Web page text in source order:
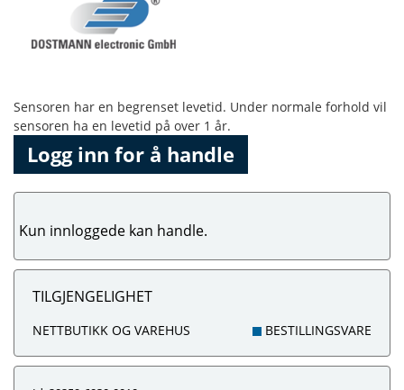
Sensoren har en begrenset levetid. Under normale forhold vil
sensoren ha en levetid på over 1 år.
Logg inn for å handle
Kun innloggede kan handle.
TILGJENGELIGHET
NETTBUTIKK OG VAREHUS BESTILLINGSVARE